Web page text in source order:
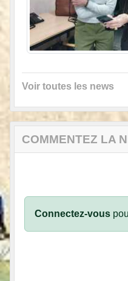
Voir toutes les news
COMMENTEZ LA
Connectez-vous